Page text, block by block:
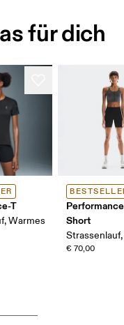
für dich
T
Warmes
Short
€ 70,00